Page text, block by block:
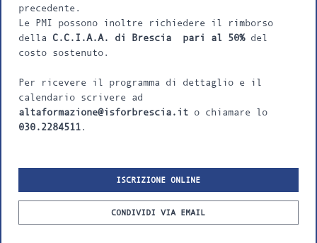
precedente.
Le PMI possono inoltre richiedere il rimborso
della C.C.I.A.A. di Brescia pari al 50%del
costo sostenuto.
Per ricevere il programma di dettaglio e il
calendario scrivere ad
altaformazione@isforbrescia.it o chiamare lo
030.2284511.
ISCRIZIONE ONLINE
CONDIVIDI VIA EMAIL